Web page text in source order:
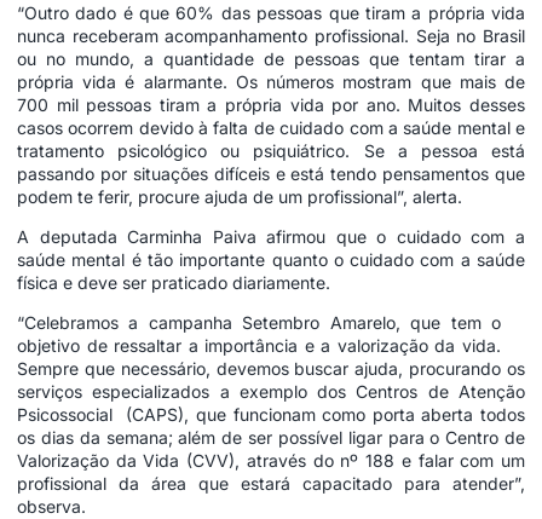
“Outro dado é que 60% das pessoas que tiram a própria vida
nunca receberam acompanhamento profissional. Seja no Brasil
ou no mundo, a quantidade de pessoas que tentam tirar a
própria vida é alarmante. Os números mostram que mais de
700 mil pessoas tiram a própria vida por ano. Muitos desses
casos ocorrem devido à falta de cuidado com a saúde mental e
tratamento psicológico ou psiquiátrico. Se a pessoa está
passando por situações difíceis e está tendo pensamentos que
podem te ferir, procure ajuda de um profissional”, alerta.
A deputada Carminha Paiva afirmou que o cuidado com a
saúde mental é tão importante quanto o cuidado com a saúde
física e deve ser praticado diariamente.
“Celebramos a campanha Setembro Amarelo, que tem o
objetivo de ressaltar a importância e a valorização da vida.
Sempre que necessário, devemos buscar ajuda, procurando os
serviços especializados a exemplo dos Centros de Atenção
Psicossocial (CAPS), que funcionam como porta aberta todos
os dias da semana; além de ser possível ligar para o Centro de
Valorização da Vida (CVV), através do nº 188 e falar com um
profissional da área que estará capacitado para atender”,
observa.